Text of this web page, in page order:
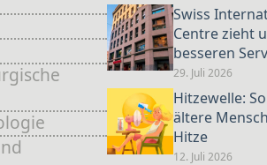
Swiss
Centre zieht
besseren
29. Juli 2026
Hitzewelle:
ältere
Hitze
12. Juli 2026